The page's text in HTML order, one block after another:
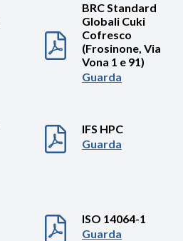
BRC Standard
Globali Cuki
Cofresco
(Frosinone, Via
Vona 1 e 91)
Guarda
IFS HPC
Guarda
ISO 14064-1
Guarda